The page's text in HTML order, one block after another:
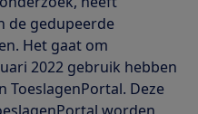
de gedupeerde
Het gaat om
2022 gebruik hebben
ToeslagenPortal. Deze